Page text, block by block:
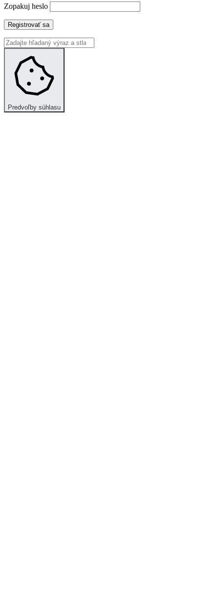
Zopakuj heslo
Registrovať sa
Predvoľby súhlasu